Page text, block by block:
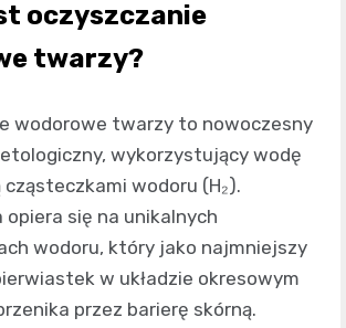
oczyszczanie
twarzy?
wodorowe twarzy to nowoczesny
wykorzystujący wodę
wodoru (H₂).
opiera się na unikalnych
wodoru, który jako najmniejszy
w układzie okresowym
przez barierę skórną.